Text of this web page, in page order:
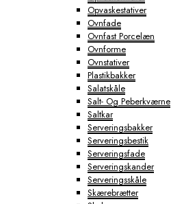
Opvaskestativer
Ovnfade
Ovnfast Porcelæn
Ovnforme
Ovnstativer
Plastikbakker
Salatskåle
Salt- Og Peberkværne
Saltkar
Serveringsbakker
Serveringsbestik
Serveringsfade
Serveringskander
Serveringsskåle
Skærebrætter